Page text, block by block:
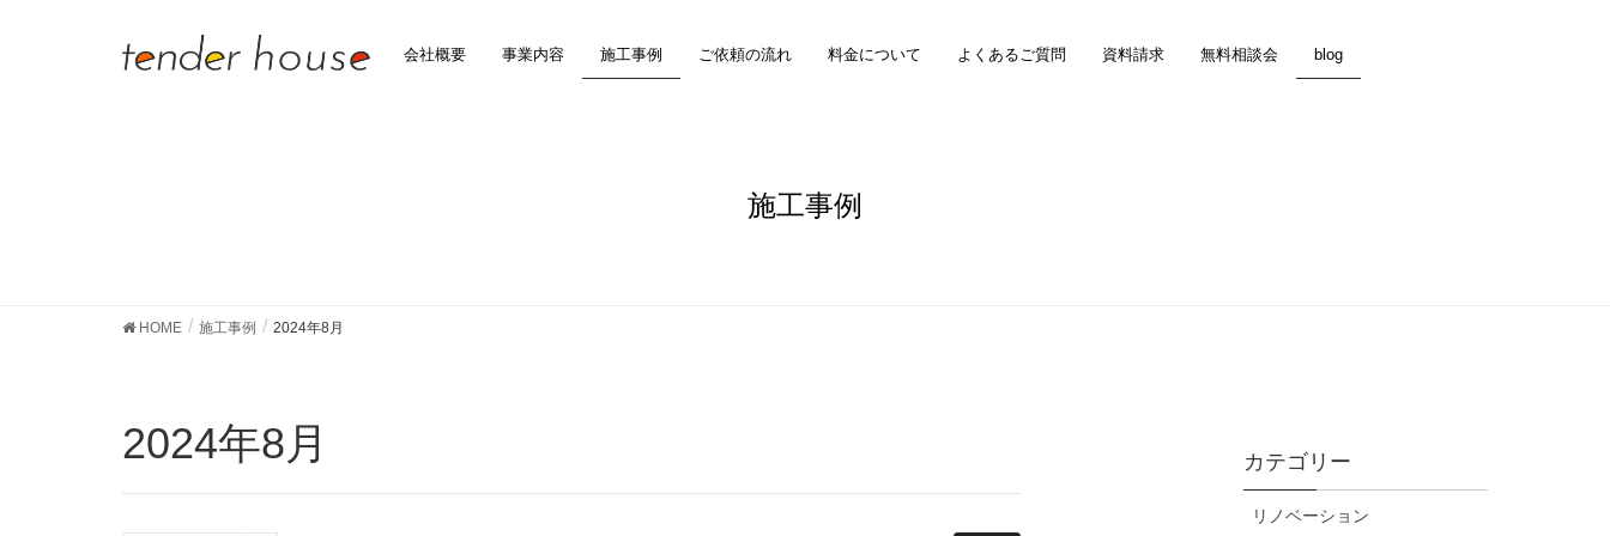
会社概要 事業内容 施工事例 ご依頼の流れ 料金について よくあるご質問 資料請求 無料相談会 blog
施工事例
HOME 施工事例 2024年8月
2024年8月 カテゴリー
リノベーション